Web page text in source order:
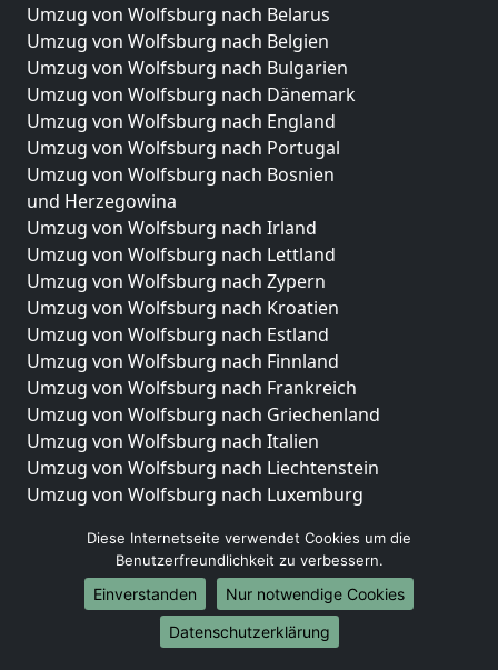
Umzug von Wolfsburg nach Belarus
Umzug von Wolfsburg nach Belgien
Umzug von Wolfsburg nach Bulgarien
Umzug von Wolfsburg nach Dänemark
Umzug von Wolfsburg nach England
Umzug von Wolfsburg nach Portugal
Umzug von Wolfsburg nach Bosnien
und Herzegowina
Umzug von Wolfsburg nach Irland
Umzug von Wolfsburg nach Lettland
Umzug von Wolfsburg nach Zypern
Umzug von Wolfsburg nach Kroatien
Umzug von Wolfsburg nach Estland
Umzug von Wolfsburg nach Finnland
Umzug von Wolfsburg nach Frankreich
Umzug von Wolfsburg nach Griechenland
Umzug von Wolfsburg nach Italien
Umzug von Wolfsburg nach Liechtenstein
Umzug von Wolfsburg nach Luxemburg
Umzug von Wolfsburg nach Norwegen
Umzüge-Deutschlandweit
Umzug von Wolfsburg nach Berlin
Umzug von Wolfsburg nach Hamburg
Diese Internetseite verwendet Cookies um die
Benutzerfreundlichkeit zu verbessern.
Einverstanden
Nur notwendige Cookies
Datenschutzerklärung